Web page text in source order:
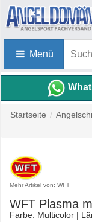
Menü
Startseite /
Mehr Artikel von: WFT
WFT Plasma
Farbe: Multicolor |